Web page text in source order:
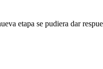
etapa se pudiera dar